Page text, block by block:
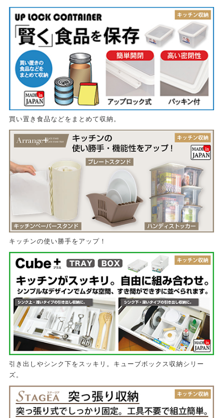
買い置き食品などをまとめて収納。
キッチンの使い勝手をアップ！
引き出しやシンク下をスッキリ。キューブボックス収納シリー
ズ。